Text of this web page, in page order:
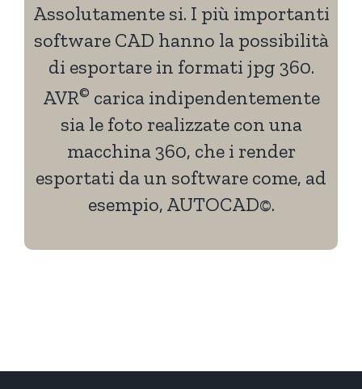
Assolutamente si. I più importanti
software CAD hanno la possibilità
di esportare in formati jpg 360.
AVR© carica indipendentemente
sia le foto realizzate con una
macchina 360, che i render
esportati da un software come, ad
esempio, AUTOCAD©.